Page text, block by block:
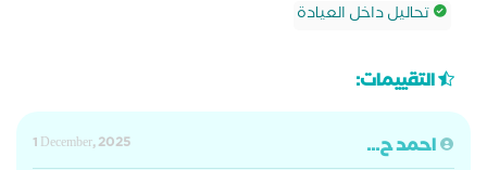
تحاليل داخل العيادة
التقييمات:
احمد ح...
1 December, 2025